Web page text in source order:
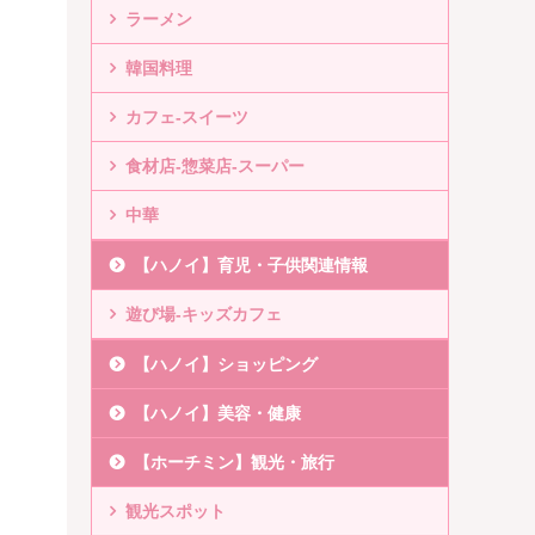
ラーメン
韓国料理
カフェ-スイーツ
食材店-惣菜店-スーパー
中華
【ハノイ】育児・子供関連情報
遊び場-キッズカフェ
【ハノイ】ショッピング
【ハノイ】美容・健康
【ホーチミン】観光・旅行
観光スポット